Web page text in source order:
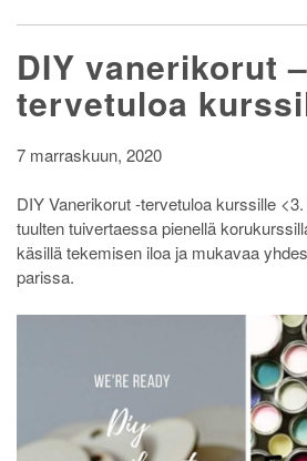
DIY vanerikorut –
tervetuloa
7 marraskuun, 2020
DIY Vanerikorut -tervetuloa kurssille
tuulten tuivertaessa pienellä
käsillä tekemisen iloa ja mukavaa
parissa.